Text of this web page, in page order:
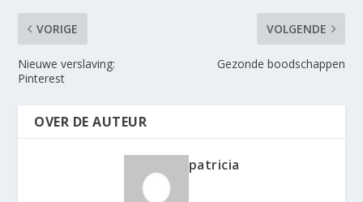
VORIGE
Nieuwe verslaving:
Pinterest
VOLGENDE
Gezonde boodschappen
OVER DE AUTEUR
patricia